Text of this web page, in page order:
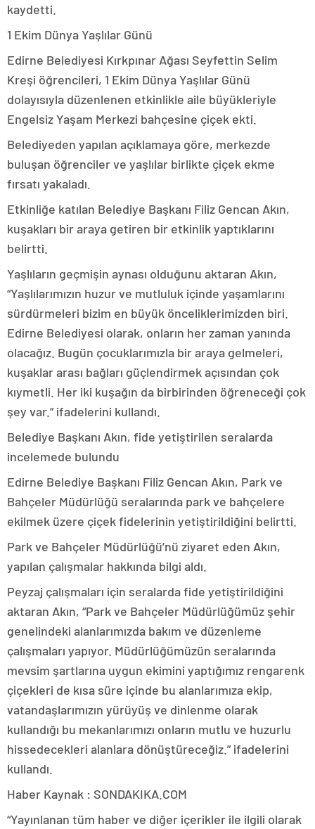
kaydetti.
1 Ekim Dünya Yaşlılar Günü
Edirne Belediyesi Kırkpınar Ağası Seyfettin Selim
Kreşi öğrencileri, 1 Ekim Dünya Yaşlılar Günü
dolayısıyla düzenlenen etkinlikle aile büyükleriyle
Engelsiz Yaşam Merkezi bahçesine çiçek ekti.
Belediyeden yapılan açıklamaya göre, merkezde
buluşan öğrenciler ve yaşlılar birlikte çiçek ekme
fırsatı yakaladı.
Etkinliğe katılan Belediye Başkanı Filiz Gencan Akın,
kuşakları bir araya getiren bir etkinlik yaptıklarını
belirtti.
Yaşlıların geçmişin aynası olduğunu aktaran Akın,
“Yaşlılarımızın huzur ve mutluluk içinde yaşamlarını
sürdürmeleri bizim en büyük önceliklerimizden biri.
Edirne Belediyesi olarak, onların her zaman yanında
olacağız. Bugün çocuklarımızla bir araya gelmeleri,
kuşaklar arası bağları güçlendirmek açısından çok
kıymetli. Her iki kuşağın da birbirinden öğreneceği çok
şey var.” ifadelerini kullandı.
Belediye Başkanı Akın, fide yetiştirilen seralarda
incelemede bulundu
Edirne Belediye Başkanı Filiz Gencan Akın, Park ve
Bahçeler Müdürlüğü seralarında park ve bahçelere
ekilmek üzere çiçek fidelerinin yetiştirildiğini belirtti.
Park ve Bahçeler Müdürlüğü’nü ziyaret eden Akın,
yapılan çalışmalar hakkında bilgi aldı.
Peyzaj çalışmaları için seralarda fide yetiştirildiğini
aktaran Akın, “Park ve Bahçeler Müdürlüğümüz şehir
genelindeki alanlarımızda bakım ve düzenleme
çalışmaları yapıyor. Müdürlüğümüzün seralarında
mevsim şartlarına uygun ekimini yaptığımız rengarenk
çiçekleri de kısa süre içinde bu alanlarımıza ekip,
vatandaşlarımızın yürüyüş ve dinlenme olarak
kullandığı bu mekanlarımızı onların mutlu ve huzurlu
hissedecekleri alanlara dönüştüreceğiz.” ifadelerini
kullandı.
Haber Kaynak : SONDAKIKA.COM
“Yayınlanan tüm haber ve diğer içerikler ile ilgili olarak